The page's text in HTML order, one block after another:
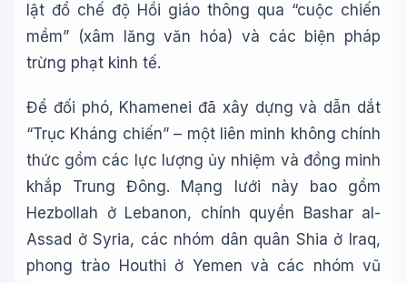
lật đổ chế độ Hồi giáo thông qua “cuộc chiến
mềm” (xâm lăng văn hóa) và các biện pháp
trừng phạt kinh tế.
Để đối phó, Khamenei đã xây dựng và dẫn dắt
“Trục Kháng chiến” – một liên minh không chính
thức gồm các lực lượng ủy nhiệm và đồng minh
khắp Trung Đông. Mạng lưới này bao gồm
Hezbollah ở Lebanon, chính quyền Bashar al-
Assad ở Syria, các nhóm dân quân Shia ở Iraq,
phong trào Houthi ở Yemen và các nhóm vũ